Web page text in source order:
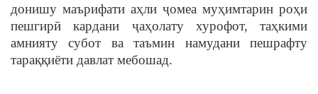
донишу маърифати аҳли ҷомеа муҳимтарин роҳи
пешгирӣ кардани ҷаҳолату хурофот, таҳкими
амнияту субот ва таъмин намудани пешрафту
тараққиёти давлат мебошад.